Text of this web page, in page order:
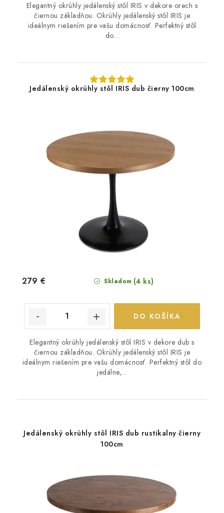
Elegantný okrúhly jedálenský stôl IRIS v dekore orech s
čiernou základňou. Okrúhly jedálenský stôl IRIS je
ideálnym riešením pre vašu domácnosť. Perfektný stôl
do...
Jedálenský okrúhly stôl IRIS dub čierny 100cm
Skladom (4 ks)
279 €
DO KOŠÍKA
Elegantný okrúhly jedálenský stôl IRIS v dekore dub s
čiernou základňou. Okrúhly jedálenský stôl IRIS je
ideálnym riešením pre vašu domácnosť. Perfektný stôl do
jedálne,...
Jedálenský okrúhly stôl IRIS dub rustikalny čierny
100cm